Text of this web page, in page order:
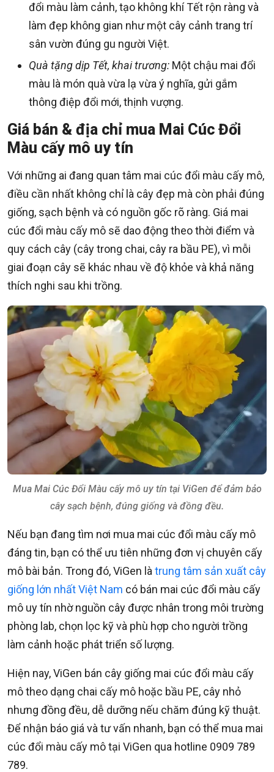
đổi màu làm cảnh, tạo không khí Tết rộn ràng và
làm đẹp không gian như một cây cảnh trang trí
sân vườn đúng gu người Việt.
Quà tặng dịp Tết, khai trương: Một chậu mai đổi
màu là món quà vừa lạ vừa ý nghĩa, gửi gắm
thông điệp đổi mới, thịnh vượng.
Giá bán & địa chỉ mua Mai Cúc Đổi
Màu cấy mô uy tín
Với những ai đang quan tâm mai cúc đổi màu cấy mô,
điều cần nhất không chỉ là cây đẹp mà còn phải đúng
giống, sạch bệnh và có nguồn gốc rõ ràng. Giá mai
cúc đổi màu cấy mô sẽ dao động theo thời điểm và
quy cách cây (cây trong chai, cây ra bầu PE), vì mỗi
giai đoạn cây sẽ khác nhau về độ khỏe và khả năng
thích nghi sau khi trồng.
Mua Mai Cúc Đổi Màu cấy mô uy tín tại ViGen để đảm bảo
cây sạch bệnh, đúng giống và đồng đều.
Nếu bạn đang tìm nơi mua mai cúc đổi màu cấy mô
đáng tin, bạn có thể ưu tiên những đơn vị chuyên cấy
mô bài bản. Trong đó, ViGen là trung tâm sản xuất cây
giống lớn nhất Việt Nam có bán mai cúc đổi màu cấy
mô uy tín nhờ nguồn cây được nhân trong môi trường
phòng lab, chọn lọc kỹ và phù hợp cho người trồng
làm cảnh hoặc phát triển số lượng.
Hiện nay, ViGen bán cây giống mai cúc đổi màu cấy
mô theo dạng chai cấy mô hoặc bầu PE, cây nhỏ
nhưng đồng đều, dễ dưỡng nếu chăm đúng kỹ thuật.
Để nhận báo giá và tư vấn nhanh, bạn có thể mua mai
cúc đổi màu cấy mô tại ViGen qua hotline 0909 789
789.